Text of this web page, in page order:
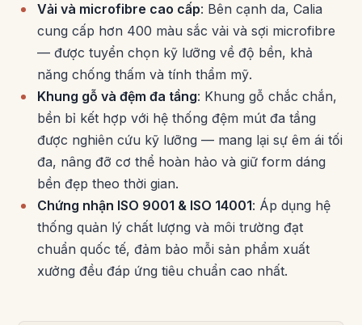
Vải và microfibre cao cấp: Bên cạnh da, Calia
cung cấp hơn 400 màu sắc vải và sợi microfibre
— được tuyển chọn kỹ lưỡng về độ bền, khả
năng chống thấm và tính thẩm mỹ.
Khung gỗ và đệm đa tầng: Khung gỗ chắc chắn,
bền bỉ kết hợp với hệ thống đệm mút đa tầng
được nghiên cứu kỹ lưỡng — mang lại sự êm ái tối
đa, nâng đỡ cơ thể hoàn hảo và giữ form dáng
bền đẹp theo thời gian.
Chứng nhận ISO 9001 & ISO 14001: Áp dụng hệ
thống quản lý chất lượng và môi trường đạt
chuẩn quốc tế, đảm bảo mỗi sản phẩm xuất
xưởng đều đáp ứng tiêu chuẩn cao nhất.